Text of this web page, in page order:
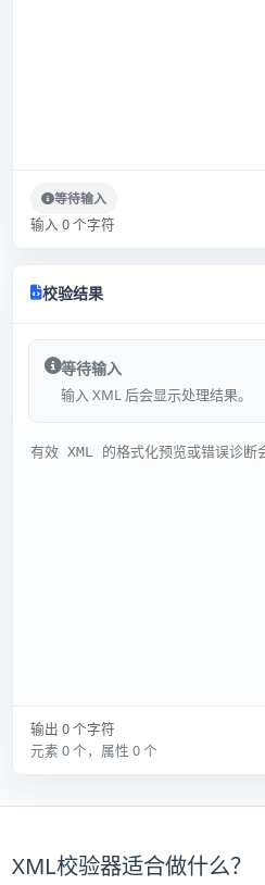
等待输入
输入 0 个字符
校验结果
等待输入
输入 XML 后会显示处理结果。
输出 0 个字符
元素 0 个，属性 0 个
XML校验器适合做什么？